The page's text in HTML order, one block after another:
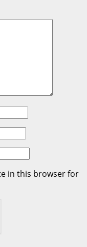
in this browser for